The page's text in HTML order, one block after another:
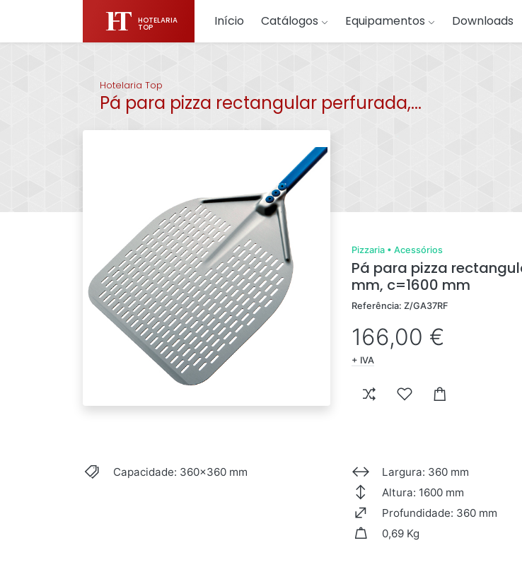
HOTELARIA
TOP Início Catálogos Equipamentos Downloads
Hotelaria Top
Pá para pizza rectangular perfurada,...
Pizzaria • Acessórios
Pá para pizza
mm, c=1600 mm
Referência: Z/GA37RF
166,00 €
+ IVA
Capacidade: 360x360 mm
Largura: 360 mm
Altura: 1600 mm
Profundidade: 360 mm
0,69 Kg